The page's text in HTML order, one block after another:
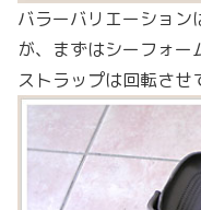
バラーバリエーション
が、まずはシーフォー
ストラップは回転させ